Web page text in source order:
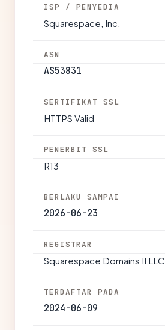
ISP / PENYEDIA
Squarespace, Inc.
ASN
AS53831
SERTIFIKAT SSL
HTTPS Valid
PENERBIT SSL
R13
BERLAKU SAMPAI
2026-06-23
REGISTRAR
Squarespace Domains II LLC
TERDAFTAR PADA
2024-06-09